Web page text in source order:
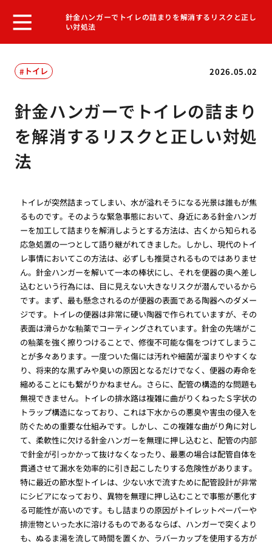
針金ハンガーでトイレの詰まりを解消するリスクと正し
い対処法
2026.05.02
トイレ
針金ハンガーでトイレの詰まり
を解消するリスクと正しい対処
法
トイレが突然詰まってしまい、水が溢れそうになる光景は誰もが焦
るものです。そのような緊急事態において、身近にある針金ハンガ
ーを加工して詰まりを解消しようとする方法は、古くから知られる
応急処置の一つとして語り継がれてきました。しかし、現代のトイ
レ事情においてこの方法は、必ずしも推奨されるものではありませ
ん。針金ハンガーを解いて一本の棒状にし、それを便器の奥へ差し
込むという行為には、目に見えない大きなリスクが潜んでいるから
です。まず、最も懸念されるのが便器の表面である陶器へのダメー
ジです。トイレの便器は非常に硬い陶器で作られていますが、その
表面は滑らかな釉薬でコーティングされています。針金の先端がこ
の釉薬を強く擦りつけることで、修復不可能な傷をつけてしまうこ
とが多々あります。一度ついた傷には汚れや細菌が溜まりやすくな
り、将来的な黒ずみや臭いの原因となるだけでなく、便器の寿命を
縮めることにも繋がりかねません。さらに、配管の構造的な問題も
無視できません。トイレの排水路は複雑に曲がりくねったＳ字状の
トラップ構造になっており、これは下水からの悪臭や害虫の侵入を
防ぐための重要な仕組みです。しかし、この複雑な曲がり角に対し
て、柔軟性に欠ける針金ハンガーを無理に押し込むと、配管の内部
で針金が引っかかって抜けなくなったり、最悪の場合は配管自体を
貫通させて漏水を効率的に引き起こしたりする危険性があります。
特に最近の節水型トイレは、少ない水で流すために配管設計が非常
にシビアになっており、異物を無理に押し込むことで事態が悪化す
る可能性が高いのです。もし詰まりの原因がトイレットペーパーや
排泄物といった水に溶けるものであるならば、ハンガーで突くより
も、ぬるま湯を流して時間を置くか、ラバーカップを使用する方が